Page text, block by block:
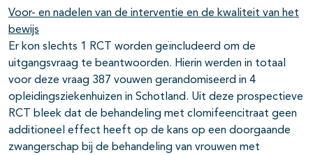
Voor- en nadelen van de interventie en de kwaliteit van het
bewijs
Er kon slechts 1 RCT worden geïncludeerd om de
uitgangsvraag te beantwoorden. Hierin werden in totaal
voor deze vraag 387 vouwen gerandomiseerd in 4
opleidingsziekenhuizen in Schotland. Uit deze prospectieve
RCT bleek dat de behandeling met clomifeencitraat geen
additioneel effect heeft op de kans op een doorgaande
zwangerschap bij de behandeling van vrouwen met